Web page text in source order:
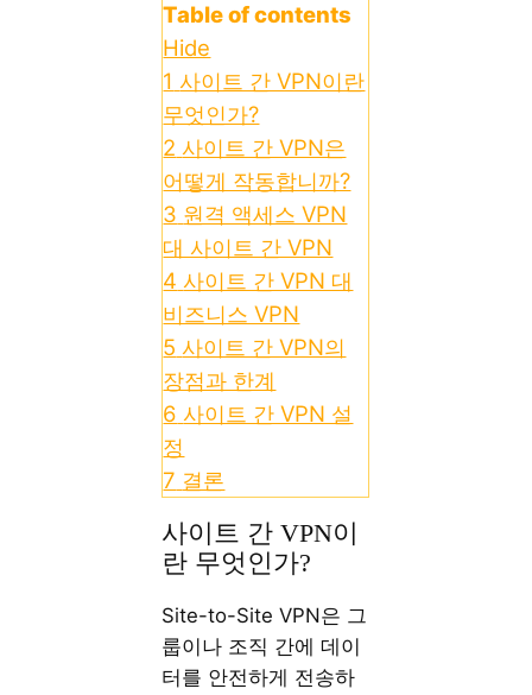
Table of contents
Hide
1 사이트 간 VPN이란
무엇인가?
2 사이트 간 VPN은
어떻게 작동합니까?
3 원격 액세스 VPN
대 사이트 간 VPN
4 사이트 간 VPN 대
비즈니스 VPN
5 사이트 간 VPN의
장점과 한계
6 사이트 간 VPN 설
정
7 결론
사이트 간 VPN이
란 무엇인가?
Site-to-Site VPN은 그
룹이나 조직 간에 데이
터를 안전하게 전송하